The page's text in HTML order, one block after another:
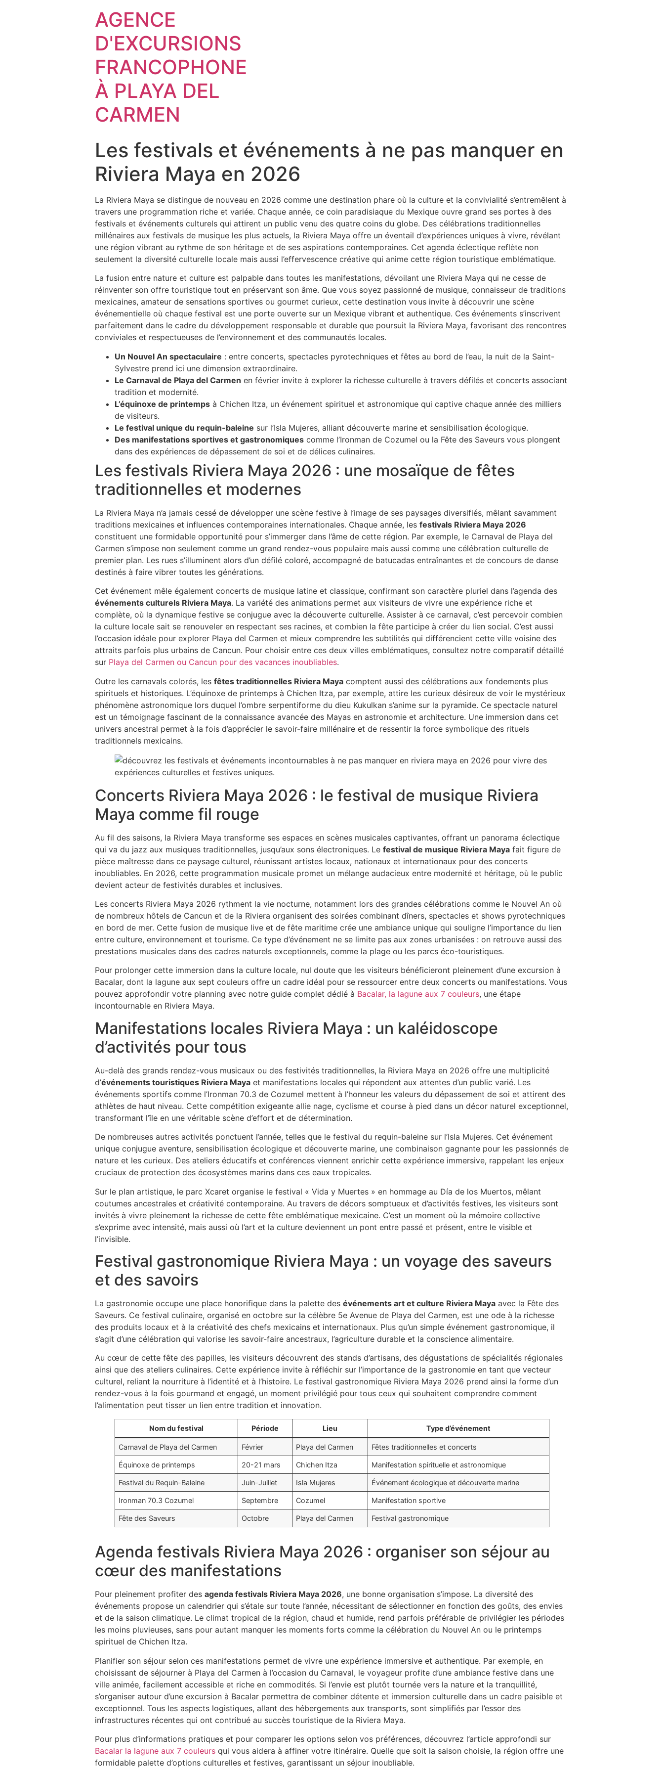
AGENCE
D'EXCURSIONS
FRANCOPHONE
À PLAYA DEL
CARMEN
Les festivals et événements à ne pas manquer en
Riviera Maya en 2026
La Riviera Maya se distingue de nouveau en 2026 comme une destination phare où la culture et la convivialité s’entremêlent à
travers une programmation riche et variée. Chaque année, ce coin paradisiaque du Mexique ouvre grand ses portes à des
festivals et événements culturels qui attirent un public venu des quatre coins du globe. Des célébrations traditionnelles
millénaires aux festivals de musique les plus actuels, la Riviera Maya offre un éventail d’expériences uniques à vivre, révélant
une région vibrant au rythme de son héritage et de ses aspirations contemporaines. Cet agenda éclectique reflète non
seulement la diversité culturelle locale mais aussi l’effervescence créative qui anime cette région touristique emblématique.
La fusion entre nature et culture est palpable dans toutes les manifestations, dévoilant une Riviera Maya qui ne cesse de
réinventer son offre touristique tout en préservant son âme. Que vous soyez passionné de musique, connaisseur de traditions
mexicaines, amateur de sensations sportives ou gourmet curieux, cette destination vous invite à découvrir une scène
événementielle où chaque festival est une porte ouverte sur un Mexique vibrant et authentique. Ces événements s’inscrivent
parfaitement dans le cadre du développement responsable et durable que poursuit la Riviera Maya, favorisant des rencontres
conviviales et respectueuses de l’environnement et des communautés locales.
Un Nouvel An spectaculaire : entre concerts, spectacles pyrotechniques et fêtes au bord de l’eau, la nuit de la Saint-
Sylvestre prend ici une dimension extraordinaire.
Le Carnaval de Playa del Carmen en février invite à explorer la richesse culturelle à travers défilés et concerts associant
tradition et modernité.
L’équinoxe de printemps à Chichen Itza, un événement spirituel et astronomique qui captive chaque année des milliers
de visiteurs.
Le festival unique du requin-baleine sur l’Isla Mujeres, alliant découverte marine et sensibilisation écologique.
Des manifestations sportives et gastronomiques comme l’Ironman de Cozumel ou la Fête des Saveurs vous plongent
dans des expériences de dépassement de soi et de délices culinaires.
Les festivals Riviera Maya 2026 : une mosaïque de fêtes
traditionnelles et modernes
La Riviera Maya n’a jamais cessé de développer une scène festive à l’image de ses paysages diversifiés, mêlant savamment
traditions mexicaines et influences contemporaines internationales. Chaque année, les festivals Riviera Maya 2026
constituent une formidable opportunité pour s’immerger dans l’âme de cette région. Par exemple, le Carnaval de Playa del
Carmen s’impose non seulement comme un grand rendez-vous populaire mais aussi comme une célébration culturelle de
premier plan. Les rues s’illuminent alors d’un défilé coloré, accompagné de batucadas entraînantes et de concours de danse
destinés à faire vibrer toutes les générations.
Cet événement mêle également concerts de musique latine et classique, confirmant son caractère pluriel dans l’agenda des
événements culturels Riviera Maya. La variété des animations permet aux visiteurs de vivre une expérience riche et
complète, où la dynamique festive se conjugue avec la découverte culturelle. Assister à ce carnaval, c’est percevoir combien
la culture locale sait se renouveler en respectant ses racines, et combien la fête participe à créer du lien social. C’est aussi
l’occasion idéale pour explorer Playa del Carmen et mieux comprendre les subtilités qui différencient cette ville voisine des
attraits parfois plus urbains de Cancun. Pour choisir entre ces deux villes emblématiques, consultez notre comparatif détaillé
sur Playa del Carmen ou Cancun pour des vacances inoubliables.
Outre les carnavals colorés, les fêtes traditionnelles Riviera Maya comptent aussi des célébrations aux fondements plus
spirituels et historiques. L’équinoxe de printemps à Chichen Itza, par exemple, attire les curieux désireux de voir le mystérieux
phénomène astronomique lors duquel l’ombre serpentiforme du dieu Kukulkan s’anime sur la pyramide. Ce spectacle naturel
est un témoignage fascinant de la connaissance avancée des Mayas en astronomie et architecture. Une immersion dans cet
univers ancestral permet à la fois d’apprécier le savoir-faire millénaire et de ressentir la force symbolique des rituels
traditionnels mexicains.
Concerts Riviera Maya 2026 : le festival de musique Riviera
Maya comme fil rouge
Au fil des saisons, la Riviera Maya transforme ses espaces en scènes musicales captivantes, offrant un panorama éclectique
qui va du jazz aux musiques traditionnelles, jusqu’aux sons électroniques. Le festival de musique Riviera Maya fait figure de
pièce maîtresse dans ce paysage culturel, réunissant artistes locaux, nationaux et internationaux pour des concerts
inoubliables. En 2026, cette programmation musicale promet un mélange audacieux entre modernité et héritage, où le public
devient acteur de festivités durables et inclusives.
Les concerts Riviera Maya 2026 rythment la vie nocturne, notamment lors des grandes célébrations comme le Nouvel An où
de nombreux hôtels de Cancun et de la Riviera organisent des soirées combinant dîners, spectacles et shows pyrotechniques
en bord de mer. Cette fusion de musique live et de fête maritime crée une ambiance unique qui souligne l’importance du lien
entre culture, environnement et tourisme. Ce type d’événement ne se limite pas aux zones urbanisées : on retrouve aussi des
prestations musicales dans des cadres naturels exceptionnels, comme la plage ou les parcs éco-touristiques.
Pour prolonger cette immersion dans la culture locale, nul doute que les visiteurs bénéficieront pleinement d’une excursion à
Bacalar, dont la lagune aux sept couleurs offre un cadre idéal pour se ressourcer entre deux concerts ou manifestations. Vous
pouvez approfondir votre planning avec notre guide complet dédié à Bacalar, la lagune aux 7 couleurs, une étape
incontournable en Riviera Maya.
Manifestations locales Riviera Maya : un kaléidoscope
d’activités pour tous
Au-delà des grands rendez-vous musicaux ou des festivités traditionnelles, la Riviera Maya en 2026 offre une multiplicité
d’événements touristiques Riviera Maya et manifestations locales qui répondent aux attentes d’un public varié. Les
événements sportifs comme l’Ironman 70.3 de Cozumel mettent à l’honneur les valeurs du dépassement de soi et attirent des
athlètes de haut niveau. Cette compétition exigeante allie nage, cyclisme et course à pied dans un décor naturel exceptionnel,
transformant l’île en une véritable scène d’effort et de détermination.
De nombreuses autres activités ponctuent l’année, telles que le festival du requin-baleine sur l’Isla Mujeres. Cet événement
unique conjugue aventure, sensibilisation écologique et découverte marine, une combinaison gagnante pour les passionnés de
nature et les curieux. Des ateliers éducatifs et conférences viennent enrichir cette expérience immersive, rappelant les enjeux
cruciaux de protection des écosystèmes marins dans ces eaux tropicales.
Sur le plan artistique, le parc Xcaret organise le festival « Vida y Muertes » en hommage au Día de los Muertos, mêlant
coutumes ancestrales et créativité contemporaine. Au travers de décors somptueux et d’activités festives, les visiteurs sont
invités à vivre pleinement la richesse de cette fête emblématique mexicaine. C’est un moment où la mémoire collective
s’exprime avec intensité, mais aussi où l’art et la culture deviennent un pont entre passé et présent, entre le visible et
l’invisible.
Festival gastronomique Riviera Maya : un voyage des saveurs
et des savoirs
La gastronomie occupe une place honorifique dans la palette des événements art et culture Riviera Maya avec la Fête des
Saveurs. Ce festival culinaire, organisé en octobre sur la célèbre 5e Avenue de Playa del Carmen, est une ode à la richesse
des produits locaux et à la créativité des chefs mexicains et internationaux. Plus qu’un simple événement gastronomique, il
s’agit d’une célébration qui valorise les savoir-faire ancestraux, l’agriculture durable et la conscience alimentaire.
Au cœur de cette fête des papilles, les visiteurs découvrent des stands d’artisans, des dégustations de spécialités régionales
ainsi que des ateliers culinaires. Cette expérience invite à réfléchir sur l’importance de la gastronomie en tant que vecteur
culturel, reliant la nourriture à l’identité et à l’histoire. Le festival gastronomique Riviera Maya 2026 prend ainsi la forme d’un
rendez-vous à la fois gourmand et engagé, un moment privilégié pour tous ceux qui souhaitent comprendre comment
l’alimentation peut tisser un lien entre tradition et innovation.
Nom du festival Période Lieu Type d’événement
Carnaval de Playa del Carmen Février Playa del Carmen Fêtes traditionnelles et concerts
Équinoxe de printemps 20-21 mars Chichen Itza Manifestation spirituelle et astronomique
Festival du Requin-Baleine Juin-Juillet Isla Mujeres Événement écologique et découverte marine
Ironman 70.3 Cozumel Septembre Cozumel Manifestation sportive
Fête des Saveurs Octobre Playa del Carmen Festival gastronomique
Agenda festivals Riviera Maya 2026 : organiser son séjour au
cœur des manifestations
Pour pleinement profiter des agenda festivals Riviera Maya 2026, une bonne organisation s’impose. La diversité des
événements propose un calendrier qui s’étale sur toute l’année, nécessitant de sélectionner en fonction des goûts, des envies
et de la saison climatique. Le climat tropical de la région, chaud et humide, rend parfois préférable de privilégier les périodes
les moins pluvieuses, sans pour autant manquer les moments forts comme la célébration du Nouvel An ou le printemps
spirituel de Chichen Itza.
Planifier son séjour selon ces manifestations permet de vivre une expérience immersive et authentique. Par exemple, en
choisissant de séjourner à Playa del Carmen à l’occasion du Carnaval, le voyageur profite d’une ambiance festive dans une
ville animée, facilement accessible et riche en commodités. Si l’envie est plutôt tournée vers la nature et la tranquillité,
s’organiser autour d’une excursion à Bacalar permettra de combiner détente et immersion culturelle dans un cadre paisible et
exceptionnel. Tous les aspects logistiques, allant des hébergements aux transports, sont simplifiés par l’essor des
infrastructures récentes qui ont contribué au succès touristique de la Riviera Maya.
Pour plus d’informations pratiques et pour comparer les options selon vos préférences, découvrez l’article approfondi sur
Bacalar la lagune aux 7 couleurs qui vous aidera à affiner votre itinéraire. Quelle que soit la saison choisie, la région offre une
formidable palette d’options culturelles et festives, garantissant un séjour inoubliable.